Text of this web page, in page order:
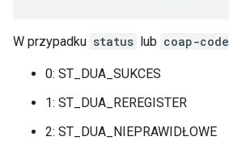
W przypadku status lub coap-code
0: ST_DUA_SUKCES
1: ST_DUA_REREGISTER
2: ST_DUA_NIEPRAWIDŁOWE